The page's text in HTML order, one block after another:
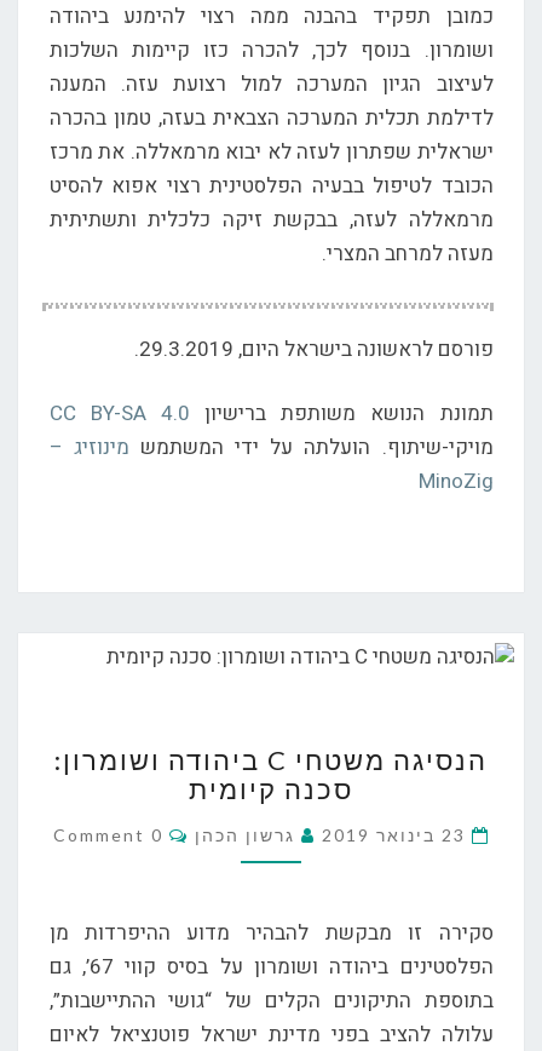
כמובן תפקיד בהבנה ממה רצוי להימנע ביהודה
ושומרון. בנוסף לכך, להכרה כזו קיימות השלכות
לעיצוב הגיון המערכה למול רצועת עזה. המענה
לדילמת תכלית המערכה הצבאית בעזה, טמון בהכרה
ישראלית שפתרון לעזה לא יבוא מרמאללה. את מרכז
הכובד לטיפול בבעיה הפלסטינית רצוי אפוא להסיט
מרמאללה לעזה, בבקשת זיקה כלכלית ותשתיתית
מעזה למרחב המצרי.
פורסם לראשונה בישראל היום, 29.3.2019.
תמונת הנושא משותפת ברישיון CC BY-SA 4.0
מויקי-שיתוף. הועלתה על ידי המשתמש מינוזיג –
MinoZig
משטחי
C
ושומרון:
הנסיגה משטחי C ביהודה ושומרון:
סכנה קיומית
23 בינואר 2019 גרשון הכהן Comments
0 Comment
סקירה זו מבקשת להבהיר מדוע ההיפרדות מן
הפלסטינים ביהודה ושומרון על בסיס קווי 67’, גם
בתוספת התיקונים הקלים של “גושי ההתיישבות”,
עלולה להציב בפני מדינת ישראל פוטנציאל לאיום